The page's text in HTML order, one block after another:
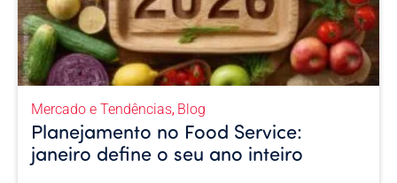
Mercado e Tendências, Blog
Planejamento no Food Service:
janeiro define o seu ano inteiro